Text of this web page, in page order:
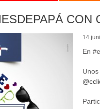
CON
14
En